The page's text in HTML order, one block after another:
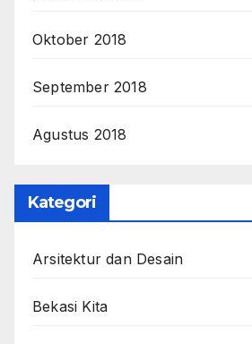
Oktober 2018
September 2018
Agustus 2018
Kategori
Arsitektur dan Desain
Bekasi Kita